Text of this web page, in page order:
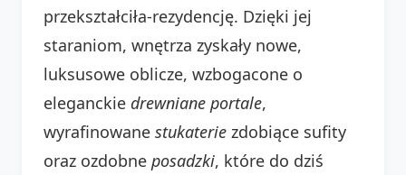
przekształciła-rezydencję. Dzięki jej
staraniom, wnętrza zyskały nowe,
luksusowe oblicze, wzbogacone o
eleganckie drewniane portale,
wyrafinowane stukaterie zdobiące sufity
oraz ozdobne posadzki, które do dziś